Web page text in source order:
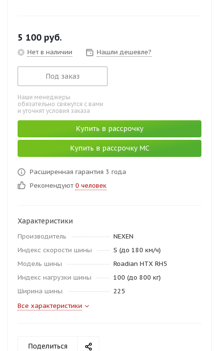
5 100 руб.
Нет в наличии Нашли дешевле?
Под заказ
Наши менеджеры
обязательно свяжутся с вами
и уточнят условия заказа
Купить в рассрочку
Купить в рассрочку МС
Расширенная гарантия 3 года
Рекомендуют 0 человек
Характеристики
Производитель
NEXEN
Индекс скорости шины
S (до 180 км/ч)
Модель шины
Roadian HTX RH5
Индекс нагрузки шины
100 (до 800 кг)
Ширина шины
225
Все характеристики
Поделиться